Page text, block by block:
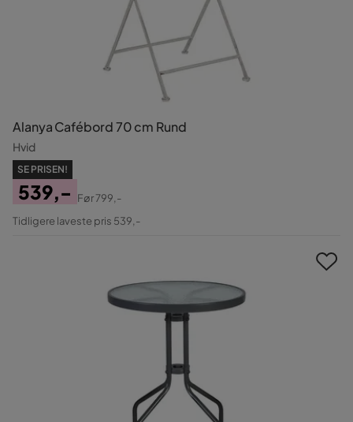
Alanya Cafébord 70 cm Rund
Hvid
SE PRISEN!
Pris
539,-
Original
Før799,-
Tidligere laveste pris 539,-